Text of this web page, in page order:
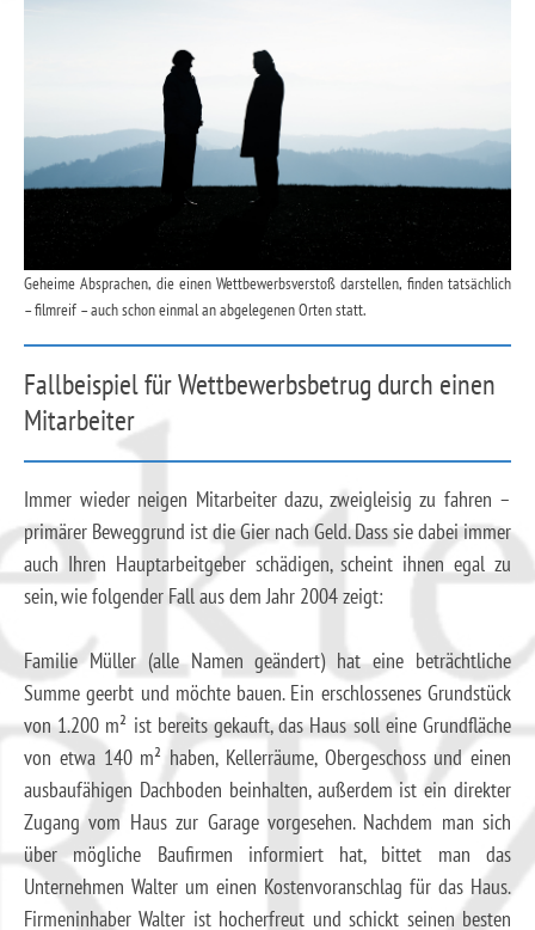
Geheime Absprachen, die einen Wettbewerbsverstoß darstellen, finden tatsächlich
– filmreif – auch schon einmal an abgelegenen Orten statt.
Fallbeispiel für Wettbewerbsbetrug durch einen
Mitarbeiter
Immer wieder neigen Mitarbeiter dazu, zweigleisig zu fahren –
primärer Beweggrund ist die Gier nach Geld. Dass sie dabei immer
auch Ihren Hauptarbeitgeber schädigen, scheint ihnen egal zu
sein, wie folgender Fall aus dem Jahr 2004 zeigt:
Familie Müller (alle Namen geändert) hat eine beträchtliche
Summe geerbt und möchte bauen. Ein erschlossenes Grundstück
von 1.200 m² ist bereits gekauft, das Haus soll eine Grundfläche
von etwa 140 m² haben, Kellerräume, Obergeschoss und einen
ausbaufähigen Dachboden beinhalten, außerdem ist ein direkter
Zugang vom Haus zur Garage vorgesehen. Nachdem man sich
über mögliche Baufirmen informiert hat, bittet man das
Unternehmen Walter um einen Kostenvoranschlag für das Haus.
Firmeninhaber Walter ist hocherfreut und schickt seinen besten